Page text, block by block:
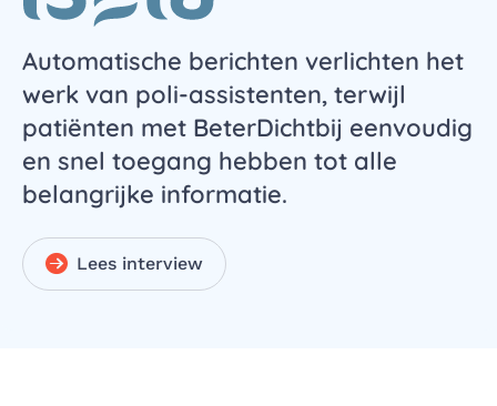
Automatische berichten verlichten het
werk van poli-assistenten, terwijl
patiënten met BeterDichtbij eenvoudig
en snel toegang hebben tot alle
belangrijke informatie.
Lees interview